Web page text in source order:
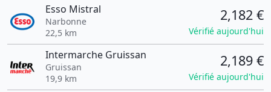
Esso Mistral
Narbonne
22,5 km
2,182 €
Vérifié aujourd'hui
Intermarche Gruissan
Gruissan
19,9 km
2,189 €
Vérifié aujourd'hui